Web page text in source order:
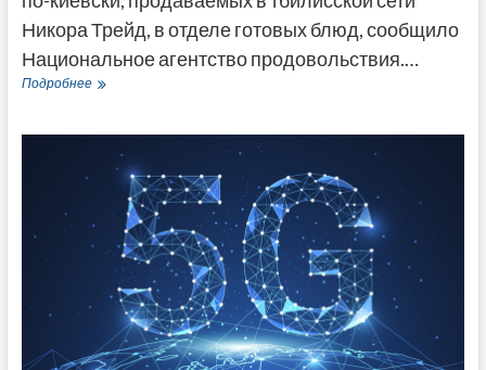
Никора Трейд, в отделе готовых блюд, сообщило
Национальное агентство продовольствия.…
ПодробнееВ
киевски
тбилисских
супермаркетов
«Никора»
нашли
сальмонеллу